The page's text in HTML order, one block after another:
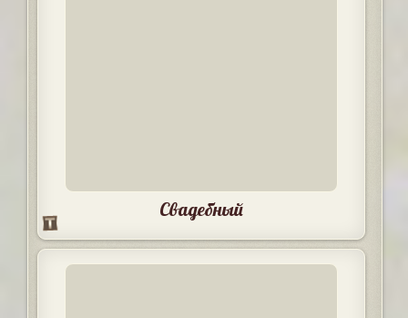
Свадебный